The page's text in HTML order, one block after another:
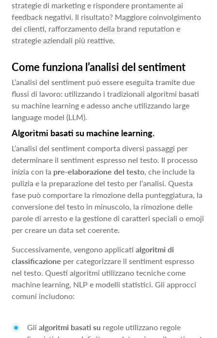
strategie di marketing e rispondere prontamente ai
feedback negativi. Il risultato? Maggiore coinvolgimento
dei clienti, rafforzamento della brand reputation e
strategie aziendali più reattive.
Come funziona l’analisi del sentiment
L’analisi del sentiment può essere eseguita tramite due
flussi di lavoro: utilizzando i tradizionali algoritmi basati
su machine learning e adesso anche utilizzando large
language model (LLM).
Algoritmi basati su machine learning.
L’analisi del sentiment comporta diversi passaggi per
determinare il sentiment espresso nel testo. Il processo
inizia con la pre-elaborazione del testo, che include la
pulizia e la preparazione del testo per l’analisi. Questa
fase può comportare la rimozione della punteggiatura, la
conversione del testo in minuscolo, la rimozione delle
parole di arresto e la gestione di caratteri speciali o emoji
per creare un data set coerente.
Successivamente, vengono applicati algoritmi di
classificazione per categorizzare il sentiment espresso
nel testo. Questi algoritmi utilizzano tecniche come
machine learning, NLP e modelli statistici. Gli approcci
comuni includono:
Gli algoritmi basati su regole utilizzano regole